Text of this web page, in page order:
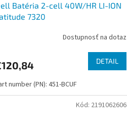
Batéria 2-cell 40W/HR LI-ION
7320
Dostupnosť na dotaz
DETAIL
number (PN): 451-BCUF
Kód: 2191062606